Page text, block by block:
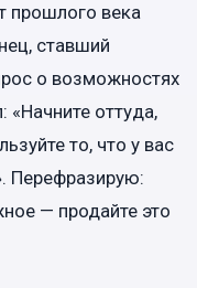
прошлого века
ставший
о возможностях
«Начните оттуда,
то, что у вас
Перефразирую:
— продайте это